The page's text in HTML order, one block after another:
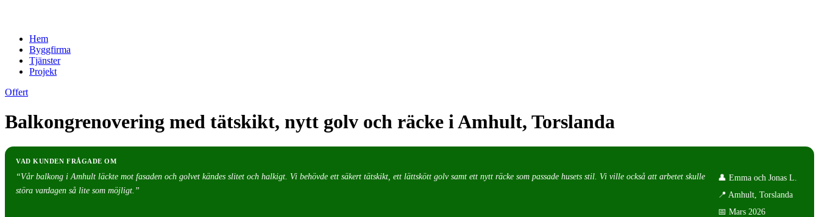
Hem
Byggfirma
Tjänster
Projekt
Offert
Balkongrenovering med tätskikt, nytt golv och räcke i Amhult, Torslanda
VAD KUNDEN FRÅGADE OM
“Vår balkong i Amhult läckte mot fasaden och golvet kändes slitet och halkigt. Vi behövde ett säkert tätskikt, ett lättskött golv samt ett nytt räcke som passade husets stil. Vi ville också att arbetet skulle
störa vardagen så lite som möjligt.”
👤 Emma och Jonas L.
📍 Amhult, Torslanda
📅 Mars 2026